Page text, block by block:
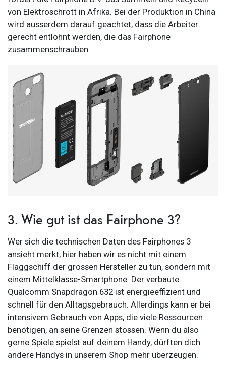
von Elektroschrott in Afrika. Bei der Produktion in China
wird ausserdem darauf geachtet, dass die Arbeiter
gerecht entlohnt werden, die das Fairphone
zusammenschrauben.
3. Wie gut ist das Fairphone 3?
Wer sich die technischen Daten des Fairphones 3
ansieht merkt, hier haben wir es nicht mit einem
Flaggschiff der grossen Hersteller zu tun, sondern mit
einem Mittelklasse-Smartphone. Der verbaute
Qualcomm Snapdragon 632 ist energieeffizient und
schnell für den Alltagsgebrauch. Allerdings kann er bei
intensivem Gebrauch von Apps, die viele Ressourcen
benötigen, an seine Grenzen stossen. Wenn du also
gerne Spiele spielst auf deinem Handy, dürften dich
andere Handys in unserem Shop mehr überzeugen.